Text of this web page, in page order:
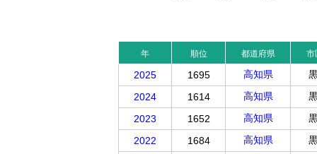
年 順位 都道府県 市
2025 1695 高知県
2024
1614 高知県
2023
1652 高知県
2022
1684 高知県